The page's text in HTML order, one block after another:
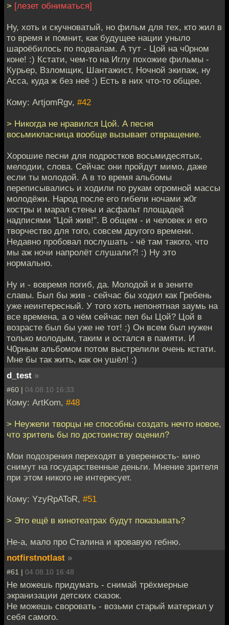
> [лезет обниматься]
Ну, хоть и скучноватый, но фильм для тех, кто жил в
то время и помнит, как будущее нации уныло
шароёбилось по подвалам. А тут - Цой на ч0рном
коне! :) Кстати, чем-то на Иглу похожие фильмы -
Курьер, Взломщик, Шантажист, Ночной экипаж, ну
Асса, куда ж без неё :) Есть в них что-то общее.
Кому: ArtjomRgv, #42
> Никогда не нравился Цой. А песня
восьмикласница вообще вызывает отвращение.
Хорошие песни для подростков восьмидесятых,
мелодии, слова. Сейчас они пройдут мимо, даже
если ты молодой. А в то время альбомы
переписывались и ходили по рукам огромной массы
молодёжи. Народ после его гибели ночами ж0г
костры и марал стены и асфальт площадей
надписями "Цой жив!". В общем - и человек и его
творчество для того, совсем другого времени.
Недавно пробовал послушать - чё там такого, что
мы аж ночи напролёт слушали?! :) Ну это
нормально.
Ну и - вовремя погиб, да. Молодой и в зените
славы. Был бы жив - сейчас бы ходил как Гребень
уже неинтересный. У того хоть непонятная заумь на
все времена, а о чём сейчас пел бы Цой? Цой в
возрасте был бы уже не тот! :) Он всем был нужен
только молодым, таким и остался в памяти. И
Ч0рным альбомом потом выстрелили очень кстати.
Мне бы так жить, как он ушёл! :)
d_test »
#60 | 04.08.10 16:33
Кому: ArtKom, #48
> Неужели творцы не способны создать нечто новое,
что зритель бы по достоинству оценил?
Мои подозрения переходят в уверенность- кино
снимут на государственные деньги. Мнение зрителя
при этом никого не интересует.
Кому: YzyRpAToR, #51
> Это ещё в кинотеатрах будут показывать?
Не-а, мало про Сталина и кровавую гебню.
notfirstnotlast »
#61 | 04.08.10 16:48
Не можешь придумать - снимай трёхмерные
экранизации детских сказок.
Не можешь своровать - возьми старый материал у
себя самого.